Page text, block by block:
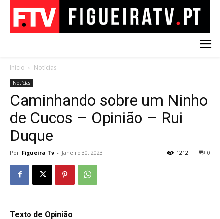
Início Notícias
Notícias
Caminhando sobre um Ninho
de Cucos – Opinião – Rui
Duque
Por Figueira Tv - Janeiro 30, 2023 0
1212
Texto de Opinião